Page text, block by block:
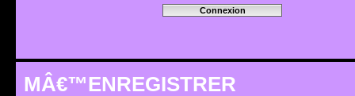
MÂ€™ENREGISTRER